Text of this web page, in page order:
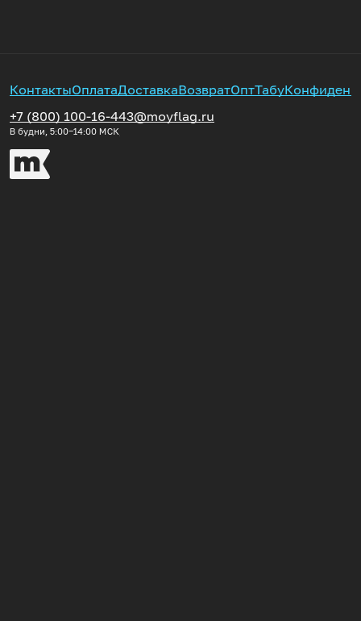
КонтактыОплатаДоставкаВозвратОптТабу
+7 (800) 100-16-44
В будни, 5:00‒14:00 МСК
3@moyflag.ru